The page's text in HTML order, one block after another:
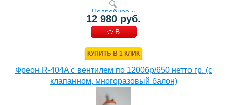
Подробнее »
12 980 руб.
В
КУПИТЬ В 1 КЛИК
Фреон R-404A с вентилем по 1200бр/650 нетто гр. (с
клапанном, многоразовый балон)